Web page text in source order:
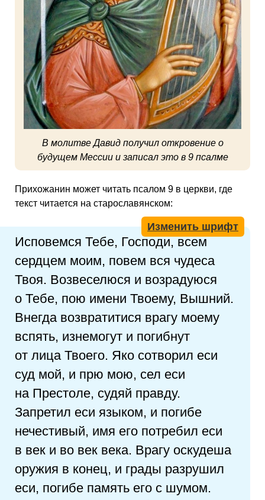
В молитве Давид получил откровение о
будущем Мессии и записал это в 9 псалме
Прихожанин может читать псалом 9 в церкви, где
текст читается на старославянском:
Изменить шрифт
Исповемся Тебе, Господи, всем
сердцем моим, повем вся чудеса
Твоя. Возвеселюся и возрадуюся
о Тебе, пою имени Твоему, Вышний.
Внегда возвратитися врагу моему
вспять, изнемогут и погибнут
от лица Твоего. Яко сотворил еси
суд мой, и прю мою, сел еси
на Престоле, судяй правду.
Запретил еси языком, и погибе
нечестивый, имя его потребил еси
в век и во век века. Врагу оскудеша
оружия в конец, и грады разрушил
еси, погибе память его с шумом.